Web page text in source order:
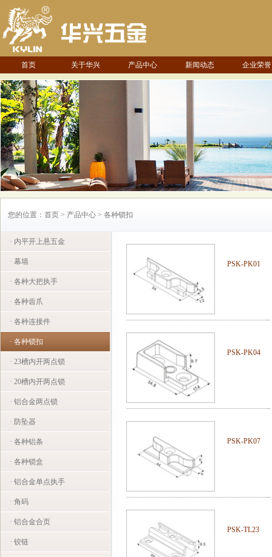
首页 关于华兴 产品中心 新闻动态 企业荣誉
您的位置：首页 > 产品中心 > 各种锁扣
· 内平开上悬五金
· 幕墙
· 各种大把执手
· 各种齿爪
· 各种连接件
· 各种锁扣
· 23槽内开两点锁
· 20槽内开两点锁
· 铝合金两点锁
· 防坠器
· 各种铝条
· 各种锁盒
· 铝合金单点执手
· 角码
· 铝合金合页
· 铰链
PSK-PK01
PSK-PK04
PSK-PK07
PSK-TL23